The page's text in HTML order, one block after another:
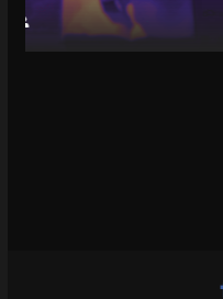
8 agosto, 2026